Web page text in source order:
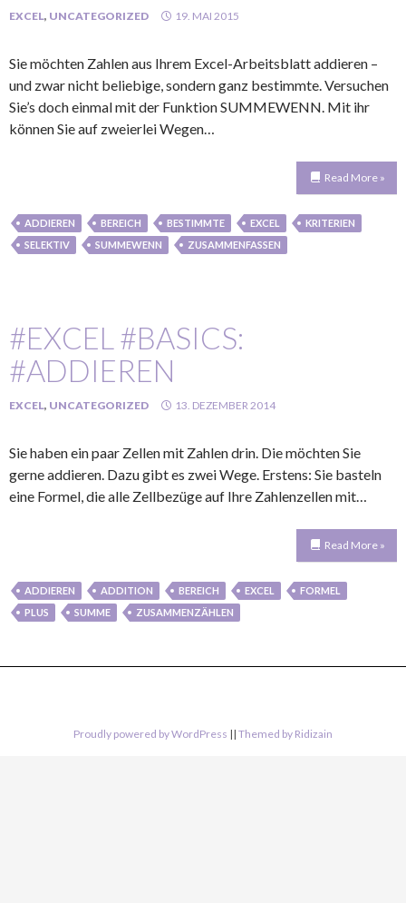
EXCEL, UNCATEGORIZED 19. MAI 2015
Sie möchten Zahlen aus Ihrem Excel-Arbeitsblatt addieren –
und zwar nicht beliebige, sondern ganz bestimmte. Versuchen
Sie’s doch einmal mit der Funktion SUMMEWENN. Mit ihr
können Sie auf zweierlei Wegen…
Read More »
ADDIEREN BEREICH BESTIMMTE EXCEL
KRITERIEN
SELEKTIV
SUMMEWENN ZUSAMMENFASSEN
#EXCEL #BASICS:
#ADDIEREN
EXCEL, UNCATEGORIZED 13. DEZEMBER 2014
Sie haben ein paar Zellen mit Zahlen drin. Die möchten Sie
gerne addieren. Dazu gibt es zwei Wege. Erstens: Sie basteln
eine Formel, die alle Zellbezüge auf Ihre Zahlenzellen mit…
Read More »
ADDIEREN ADDITION BEREICH EXCEL
FORMEL
PLUS
SUMME ZUSAMMENZÄHLEN
Proudly powered by WordPress || Themed by Ridizain